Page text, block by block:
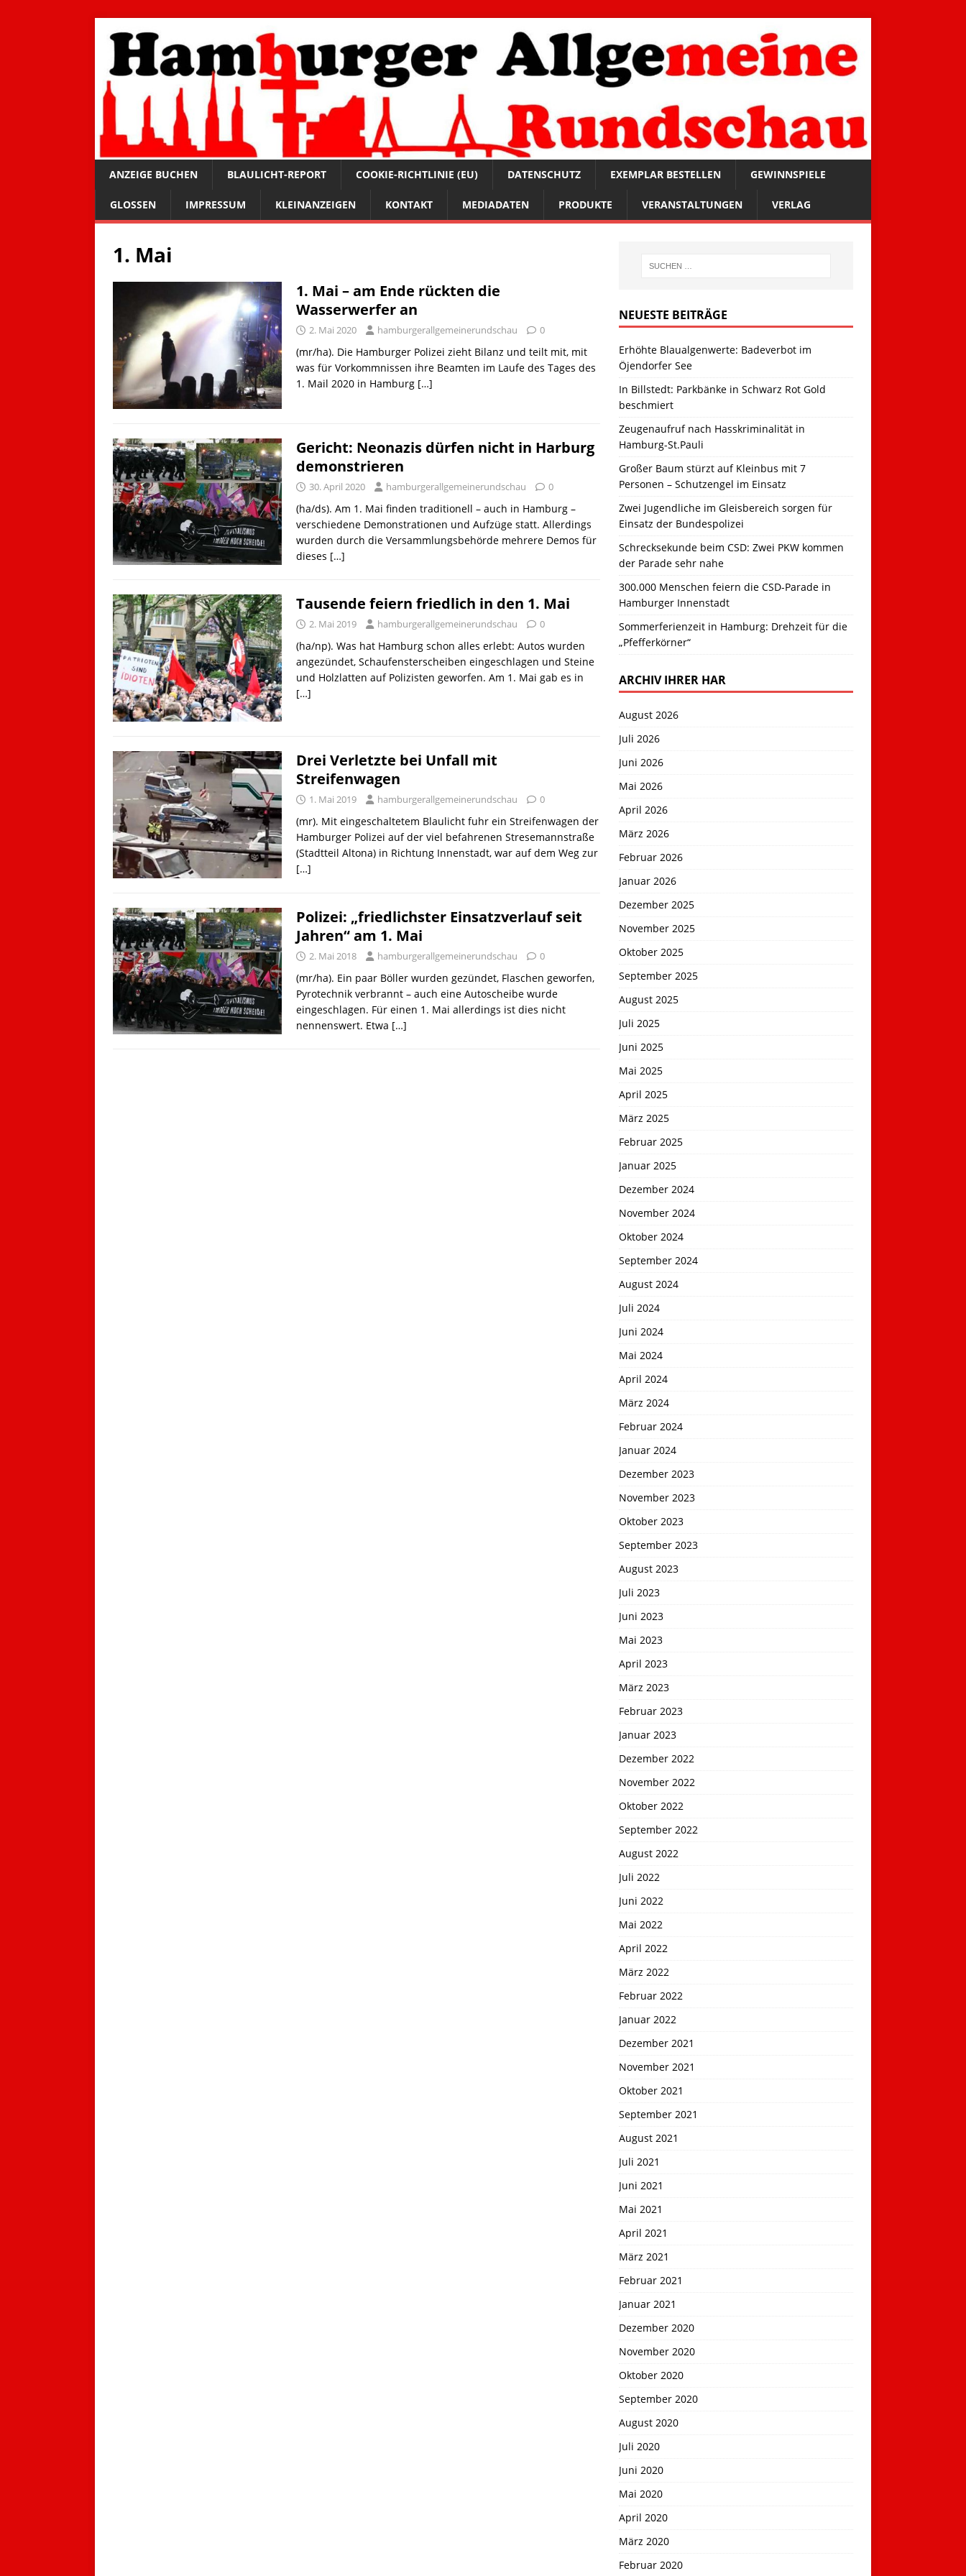
ANZEIGE BUCHEN BLAULICHT-REPORT COOKIE-RICHTLINIE (EU) DATENSCHUTZ EXEMPLAR BESTELLEN GEWINNSPIELE
GLOSSEN IMPRESSUM KLEINANZEIGEN KONTAKT MEDIADATEN PRODUKTE VERANSTALTUNGEN VERLAG
1. Mai
1. Mai – am Ende rückten die
Wasserwerfer an
2. Mai 2020 hamburgerallgemeinerundschau 0
(mr/ha). Die Hamburger Polizei zieht Bilanz und teilt mit, mit
was für Vorkommnissen ihre Beamten im Laufe des Tages des
1. Mail 2020 in Hamburg […]
Gericht: Neonazis dürfen nicht in Harburg
demonstrieren
30. April 2020 hamburgerallgemeinerundschau 0
(ha/ds). Am 1. Mai finden traditionell – auch in Hamburg –
verschiedene Demonstrationen und Aufzüge statt. Allerdings
wurden durch die Versammlungsbehörde mehrere Demos für
dieses […]
Tausende feiern friedlich in den 1. Mai
2. Mai 2019 hamburgerallgemeinerundschau 0
(ha/np). Was hat Hamburg schon alles erlebt: Autos wurden
angezündet, Schaufensterscheiben eingeschlagen und Steine
und Holzlatten auf Polizisten geworfen. Am 1. Mai gab es in
[…]
Drei Verletzte bei Unfall mit
Streifenwagen
1. Mai 2019 hamburgerallgemeinerundschau 0
(mr). Mit eingeschaltetem Blaulicht fuhr ein Streifenwagen der
Hamburger Polizei auf der viel befahrenen Stresemannstraße
(Stadtteil Altona) in Richtung Innenstadt, war auf dem Weg zur
[…]
Polizei: „friedlichster Einsatzverlauf seit
Jahren“ am 1. Mai
2. Mai 2018 hamburgerallgemeinerundschau 0
(mr/ha). Ein paar Böller wurden gezündet, Flaschen geworfen,
Pyrotechnik verbrannt – auch eine Autoscheibe wurde
eingeschlagen. Für einen 1. Mai allerdings ist dies nicht
nennenswert. Etwa […]
NEUESTE BEITRÄGE
Erhöhte Blaualgenwerte: Badeverbot im
Öjendorfer See
In Billstedt: Parkbänke in Schwarz Rot Gold
beschmiert
Zeugenaufruf nach Hasskriminalität in
Hamburg-St.Pauli
Großer Baum stürzt auf Kleinbus mit 7
Personen – Schutzengel im Einsatz
Zwei Jugendliche im Gleisbereich sorgen für
Einsatz der Bundespolizei
Schrecksekunde beim CSD: Zwei PKW kommen
der Parade sehr nahe
300.000 Menschen feiern die CSD-Parade in
Hamburger Innenstadt
Sommerferienzeit in Hamburg: Drehzeit für die
„Pfefferkörner“
ARCHIV IHRER HAR
August 2026
Juli 2026
Juni 2026
Mai 2026
April 2026
März 2026
Februar 2026
Januar 2026
Dezember 2025
November 2025
Oktober 2025
September 2025
August 2025
Juli 2025
Juni 2025
Mai 2025
April 2025
März 2025
Februar 2025
Januar 2025
Dezember 2024
November 2024
Oktober 2024
September 2024
August 2024
Juli 2024
Juni 2024
Mai 2024
April 2024
März 2024
Februar 2024
Januar 2024
Dezember 2023
November 2023
Oktober 2023
September 2023
August 2023
Juli 2023
Juni 2023
Mai 2023
April 2023
März 2023
Februar 2023
Januar 2023
Dezember 2022
November 2022
Oktober 2022
September 2022
August 2022
Juli 2022
Juni 2022
Mai 2022
April 2022
März 2022
Februar 2022
Januar 2022
Dezember 2021
November 2021
Oktober 2021
September 2021
August 2021
Juli 2021
Juni 2021
Mai 2021
April 2021
März 2021
Februar 2021
Januar 2021
Dezember 2020
November 2020
Oktober 2020
September 2020
August 2020
Juli 2020
Juni 2020
Mai 2020
April 2020
März 2020
Februar 2020